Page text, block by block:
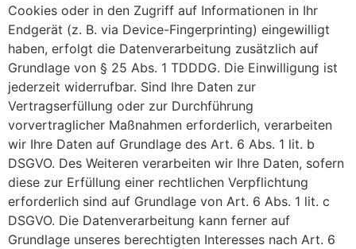
Cookies oder in den Zugriff auf Informationen in Ihr
Endgerät (z. B. via Device-Fingerprinting) eingewilligt
haben, erfolgt die Datenverarbeitung zusätzlich auf
Grundlage von § 25 Abs. 1 TDDDG. Die Einwilligung ist
jederzeit widerrufbar. Sind Ihre Daten zur
Vertragserfüllung oder zur Durchführung
vorvertraglicher Maßnahmen erforderlich, verarbeiten
wir Ihre Daten auf Grundlage des Art. 6 Abs. 1 lit. b
DSGVO. Des Weiteren verarbeiten wir Ihre Daten, sofern
diese zur Erfüllung einer rechtlichen Verpflichtung
erforderlich sind auf Grundlage von Art. 6 Abs. 1 lit. c
DSGVO. Die Datenverarbeitung kann ferner auf
Grundlage unseres berechtigten Interesses nach Art. 6